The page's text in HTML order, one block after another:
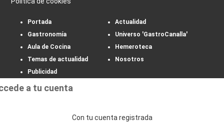
Portada
Actualidad
Gastronomía
Universo 'GastroCanalla'
Aula de Cocina
Hemeroteca
Temas de actualidad
Nosotros
Publicidad
a tu cuenta
Con tu cuenta registrada